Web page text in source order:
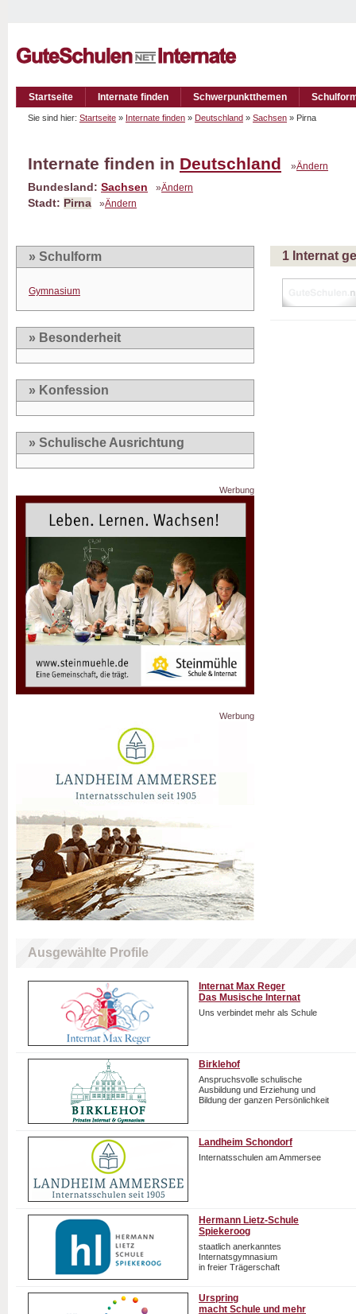
Startseite Internate finden Schwerpunktthemen
Sie sind hier: Startseite » Internate finden » Deutschland » Sachsen » Pirna
Internate finden in Deutschland »Ändern
Bundesland: Sachsen »Ändern
Stadt: Pirna »Ändern
» Schulform
Gymnasium
» Besonderheit
» Konfession
» Schulische Ausrichtung
Werbung
Werbung
1 Internat
Ausgewählte Profile
Internat Max Reger
Das Musische Internat
Uns verbindet mehr als Schule
Birklehof
Anspruchsvolle schulische
Ausbildung und Erziehung und
Bildung der ganzen Persönlichkeit
Landheim Schondorf
Internatsschulen am Ammersee
Hermann Lietz-Schule
Spiekeroog
staatlich anerkanntes
Internatsgymnasium
in freier Trägerschaft
Urspring
macht Schule und mehr